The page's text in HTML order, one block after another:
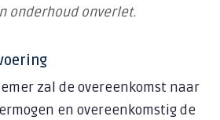
onderhoud onverlet.
zal de overeenkomst naar
en overeenkomstig de